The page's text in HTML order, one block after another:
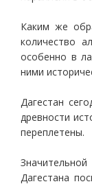
Каким же
количество
особенно в
ними
Дагестан
древности
переплетены.
Дагестана